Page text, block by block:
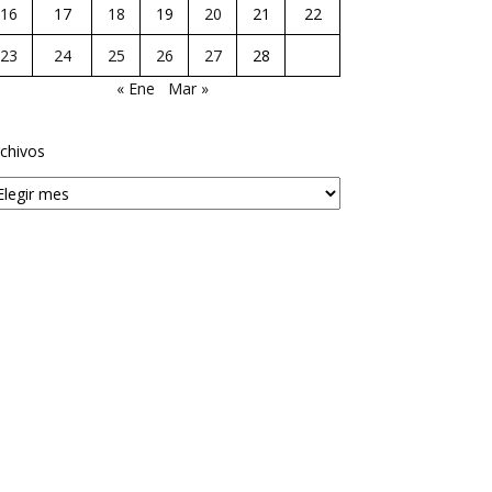
16 17 18 19 20 21
22
23
24 25 26 27
28
« Ene
Mar »